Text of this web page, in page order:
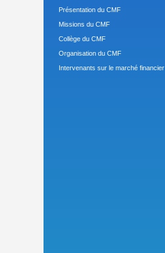
Présentation du CMF
Missions du CMF
Collège du CMF
Organisation du CMF
Intervenants sur le marché financier